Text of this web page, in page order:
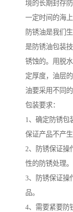
境的长期封存
一定时间的海
防锈油是我们
是防锈油包装
锈蚀的。用脱
定厚度，油层
油要采用不同
包装要求：
1、确定防锈包
保证产品不产生
2、防锈保证操
性的防锈处理。
3、防锈保证操
品。
4、需要紧要防